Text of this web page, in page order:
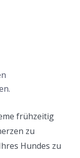
frühzeitig
zu
Hundes zu